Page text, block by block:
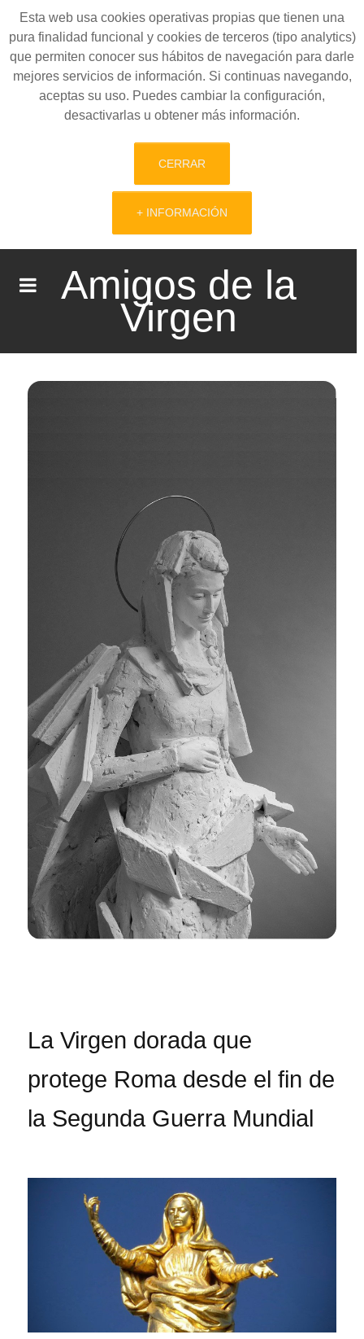
Esta web usa cookies operativas propias que tienen una
pura finalidad funcional y cookies de terceros (tipo analytics)
que permiten conocer sus hábitos de navegación para darle
mejores servicios de información. Si continuas navegando,
aceptas su uso. Puedes cambiar la configuración,
desactivarlas u obtener más información.
CERRAR
+ INFORMACIÓN
Amigos de la
Virgen
La Virgen dorada que
protege Roma desde el fin de
la Segunda Guerra Mundial